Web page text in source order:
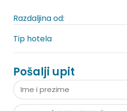
Razdaljina od:
Tip hotela
Pošalji upit